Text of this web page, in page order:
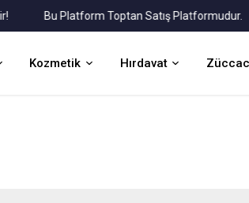
Bu Platform Toptan Satış Platformudur.
Kozmetik Hırdavat